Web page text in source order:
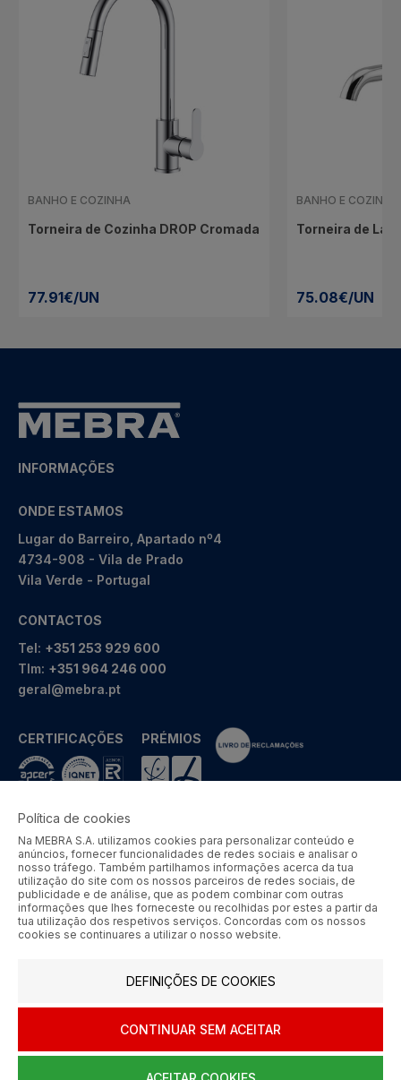
BANHO E COZINHA
Torneira de Cozinha DROP Cromada
77.91€/UN
BANHO E COZINHA
Torneira de
75.08€/UN
INFORMAÇÕES
ONDE ESTAMOS
Lugar do Barreiro, Apartado nº4
4734-908 - Vila de Prado
Vila Verde - Portugal
CONTACTOS
Tel: +351 253 929 600
Tlm: +351 964 246 000
geral@mebra.pt
CERTIFICAÇÕES PRÉMIOS
MEBRA - Comércio por Grosso de Metais e Acessórios de Braga
S.A. © 2026 Todos os direitos reservados.
Aos preços apresentados acresce IVA à taxa em vigor.
SIGA-NOS
Política de cookies
Na MEBRA S.A. utilizamos cookies para personalizar conteúdo e
anúncios, fornecer funcionalidades de redes sociais e analisar o
nosso tráfego. Também partilhamos informações acerca da tua
utilização do site com os nossos parceiros de redes sociais, de
publicidade e de análise, que as podem combinar com outras
informações que lhes forneceste ou recolhidas por estes a partir da
tua utilização dos respetivos serviços. Concordas com os nossos
cookies se continuares a utilizar o nosso website.
DEFINIÇÕES DE COOKIES
CONTINUAR SEM ACEITAR